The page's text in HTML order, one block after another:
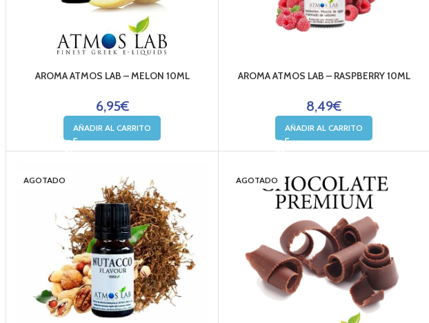
AROMA ATMOS LAB – MELON 10ML
6,95€
AÑADIR AL CARRITO
AROMA ATMOS LAB – RASPBERRY 10ML
8,49€
AÑADIR AL CARRITO
AGOTADO AGOTADO